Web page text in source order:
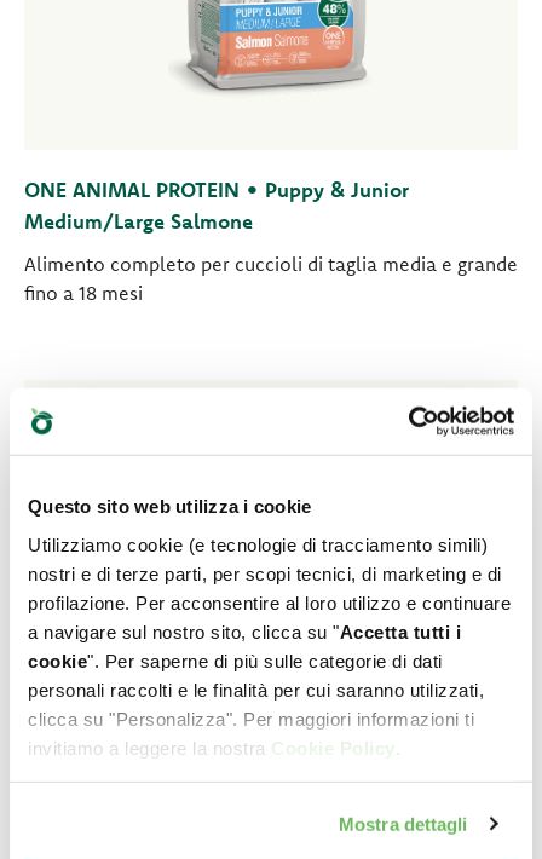
Questo sito web utilizza i cookie
Utilizziamo cookie (e tecnologie di tracciamento simili)
nostri e di terze parti, per scopi tecnici, di marketing e di
profilazione. Per acconsentire al loro utilizzo e continuare
a navigare sul nostro sito, clicca su "Accetta tutti i
cookie". Per saperne di più sulle categorie di dati
personali raccolti e le finalità per cui saranno utilizzati,
clicca su "Personalizza". Per maggiori informazioni ti
invitiamo a leggere la nostra Cookie Policy
Mostra dettagli
ONE ANIMAL PROTEIN • Puppy & Junior
Medium/Large Salmone
Alimento completo per cuccioli di taglia media e grande
fino a 18 mesi